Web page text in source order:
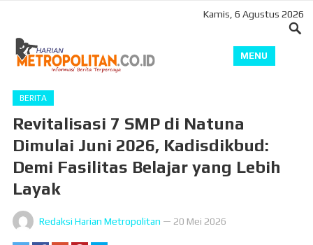
Kamis, 6 Agustus 2026
MENU
BERITA
Revitalisasi 7 SMP di Natuna
Dimulai Juni 2026, Kadisdikbud:
Demi Fasilitas Belajar yang Lebih
Layak
Redaksi Harian Metropolitan — 20 Mei 2026